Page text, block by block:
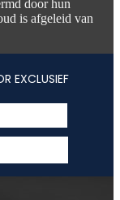
door hun
is afgeleid van
EXCLUSIEF